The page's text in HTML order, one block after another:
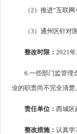
（2）推进“互联
（3）通州区针
整改时限： 2021
6.一些部门监管理
业的职责尚不完全清楚
责任单位： 西城区
整改措施： 认真学